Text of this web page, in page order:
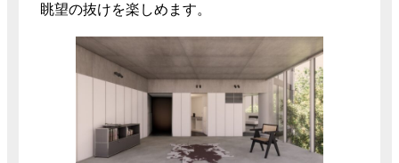
眺望の抜けを楽しめます。